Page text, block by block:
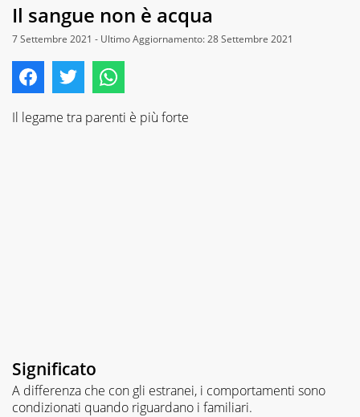
Il sangue non è acqua
7 Settembre 2021 - Ultimo Aggiornamento: 28 Settembre 2021
Il legame tra parenti è più forte
Significato
A differenza che con gli estranei, i comportamenti sono
condizionati quando riguardano i familiari.